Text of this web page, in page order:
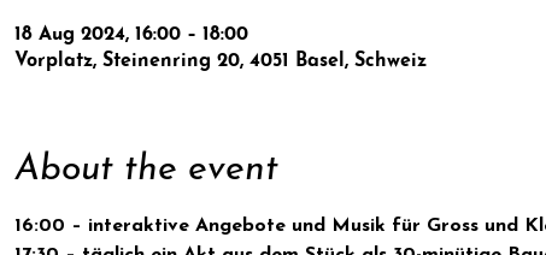
18 Aug 2024, 16:00 – 18:00
Vorplatz, Steinenring 20, 4051 Basel, Schweiz
About the event
16:00 – interaktive Angebote und Musik für Gross und